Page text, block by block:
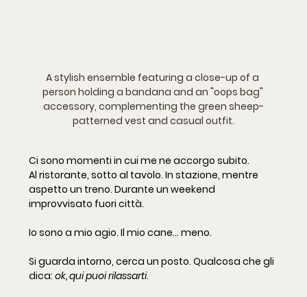
A stylish ensemble featuring a close-up of a
person holding a bandana and an "oops bag"
accessory, complementing the green sheep-
patterned vest and casual outfit.
Ci sono momenti in cui me ne accorgo subito.
Al ristorante, sotto al tavolo. In stazione, mentre
aspetto un treno. Durante un weekend
improvvisato fuori città.
Io sono a mio agio. Il mio cane… meno.
Si guarda intorno, cerca un posto. Qualcosa che gli
dica: ok, qui puoi rilassarti.